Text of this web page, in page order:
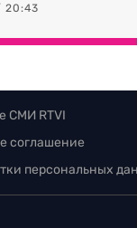
20:43
СМИ RTVI
соглашение
персональных